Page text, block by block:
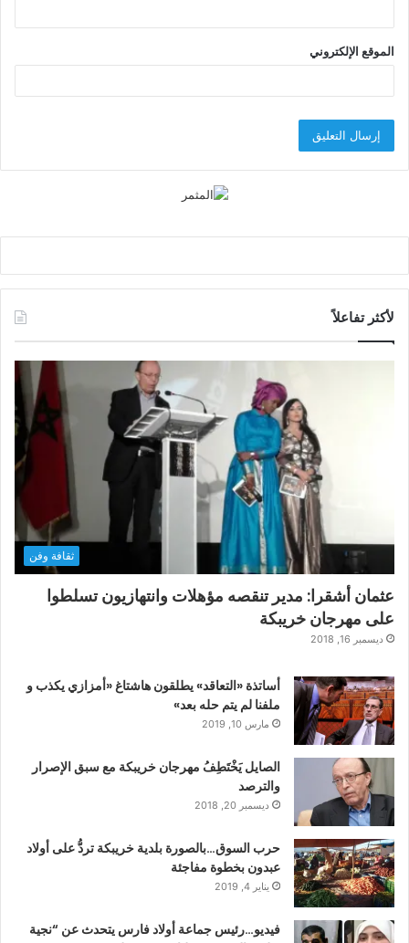
الموقع الإلكتروني
لأكثر تفاعلاً
ثقافة وفن
عثمان أشقرا: مدير تنقصه مؤهلات وانتهازيون تسلطوا
على مهرجان خريبكة
ديسمبر 16, 2018
أساتذة «التعاقد» يطلقون هاشتاغ «أمزازي يكذب و
ملفنا لم يتم حله بعد»
مارس 10, 2019
الصايل يَخْتَطِفُ مهرجان خريبكة مع سبق الإصرار
والترصد
ديسمبر 20, 2018
حرب السوق…بالصورة بلدية خريبكة تردُّ على أولاد
عبدون بخطوة مفاجئة
يناير 4, 2019
فيديو…رئيس جماعة أولاد فارس يتحدث عن “نجية